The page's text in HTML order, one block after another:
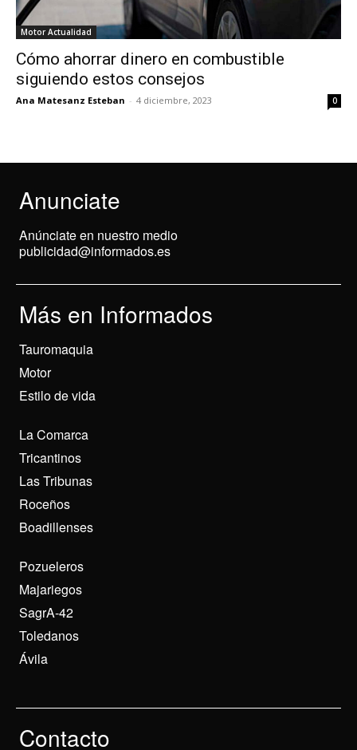
Motor Actualidad
Cómo ahorrar dinero en combustible
siguiendo estos consejos
Ana Matesanz Esteban - 4 diciembre, 2023 0
Anunciate
Anúnciate en nuestro medio
publicidad@informados.es
Más en Informados
Tauromaquia
Motor
Estilo de vida
La Comarca
Tricantinos
Las Tribunas
Roceños
Boadillenses
Pozueleros
Majariegos
SagrA-42
Toledanos
Ávila
Contacto